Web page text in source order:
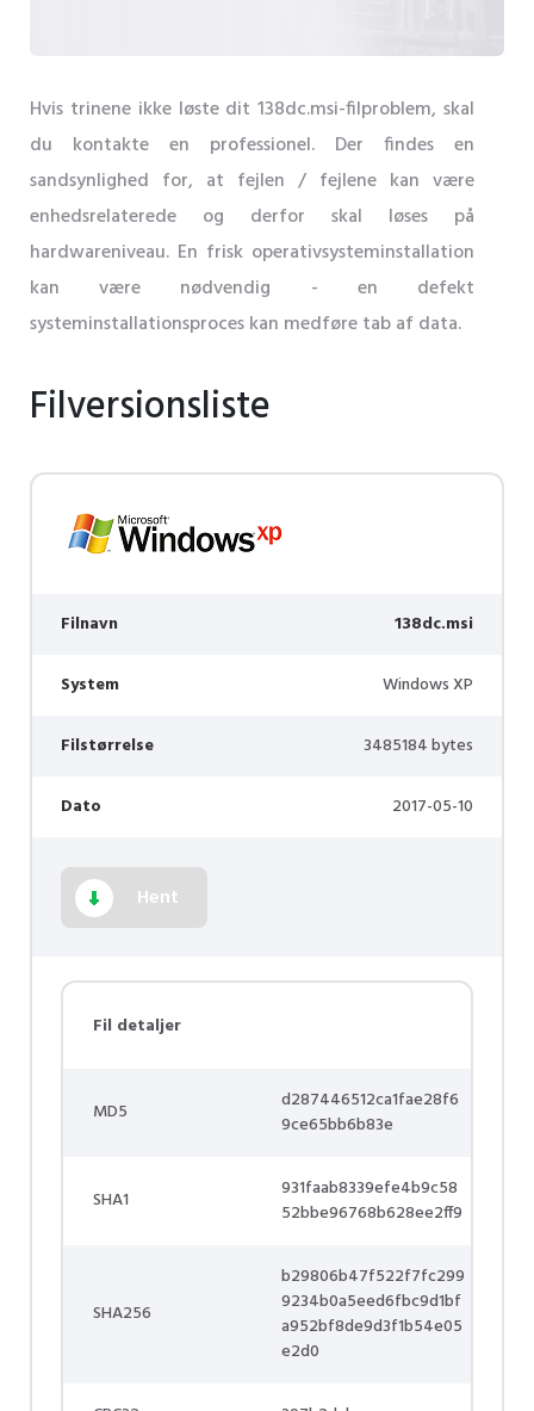
Hvis trinene ikke løste dit 138dc.msi-filproblem, skal
du kontakte en professionel. Der findes en
sandsynlighed for, at fejlen / fejlene kan være
enhedsrelaterede og derfor skal løses på
hardwareniveau. En frisk operativsysteminstallation
kan være nødvendig - en defekt
systeminstallationsproces kan medføre tab af data.
Filversionsliste
Filnavn 138dc.msi
System Windows XP
Filstørrelse 3485184 bytes
Dato 2017-05-10
Hent
Fil detaljer
MD5
d287446512ca1fae28f6
9ce65bb6b83e
SHA1
931faab8339efe4b9c58
52bbe96768b628ee2ff9
SHA256
b29806b47f522f7fc299
9234b0a5eed6fbc9d1bf
a952bf8de9d3f1b54e05
e2d0